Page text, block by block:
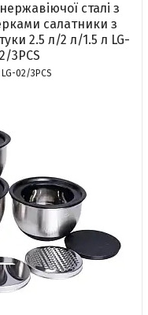
сталі з
салатники з
2.5 л/2 л/1.5 л LG-
3PCS
LG-02/3PCS